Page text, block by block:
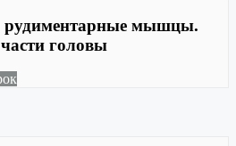
рудиментарные мышцы.
головы